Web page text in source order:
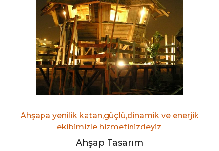
Ahşapa yenilik katan,güçlü,dinamik ve enerjik
ekibimizle hizmetinizdeyiz.
Ahşap Tasarım